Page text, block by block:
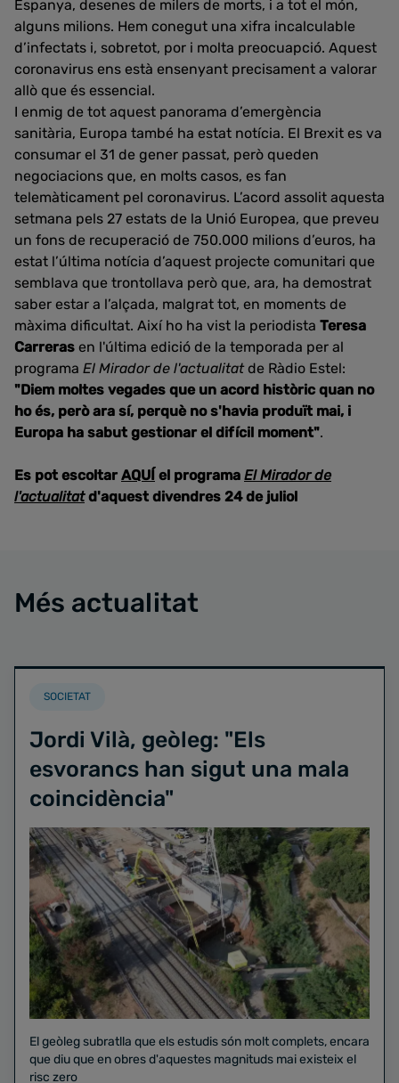
Espanya, desenes de milers de morts, i a tot el món,
alguns milions. Hem conegut una xifra incalculable
d’infectats i, sobretot, por i molta preocuapció. Aquest
coronavirus ens està ensenyant precisament a valorar
allò que és essencial.
I enmig de tot aquest panorama d’emergència
sanitària, Europa també ha estat notícia. El Brexit es va
consumar el 31 de gener passat, però queden
negociacions que, en molts casos, es fan
telemàticament pel coronavirus. L’acord assolit aquesta
setmana pels 27 estats de la Unió Europea, que preveu
un fons de recuperació de 750.000 milions d’euros, ha
estat l’última notícia d’aquest projecte comunitari que
semblava que trontollava però que, ara, ha demostrat
saber estar a l’alçada, malgrat tot, en moments de
màxima dificultat. Així ho ha vist la periodista Teresa
Carreras en l'última edició de la temporada per al
programa El Mirador de l'actualitat de Ràdio Estel:
"Diem moltes vegades que un acord històric quan no
ho és, però ara sí, perquè no s'havia produït mai, i
Europa ha sabut gestionar el difícil moment".
Es pot escoltar AQUÍ el programa El Mirador de
l'actualitatd'aquest divendres 24 de juliol
Més actualitat
SOCIETAT
Jordi Vilà, geòleg: "Els
esvorancs han sigut una mala
coincidència"
El geòleg subratlla que els estudis són molt complets, encara
que diu que en obres d'aquestes magnituds mai existeix el
risc zero